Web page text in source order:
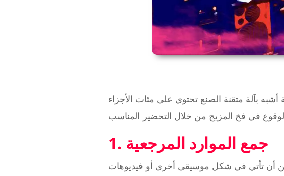
بآلة متقنة الصنع تحتوي على مئات الأجزاء
1. جمع الموارد المرجعية
أن تأتي في شكل موسيقى أخرى أو فيديوهات